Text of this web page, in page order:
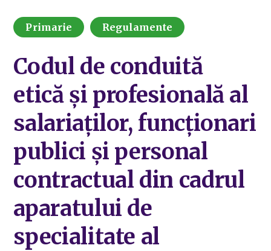
Primarie Regulamente
Codul de conduită
etică și profesională al
salariaților, funcționari
publici și personal
contractual din cadrul
aparatului de
specialitate al